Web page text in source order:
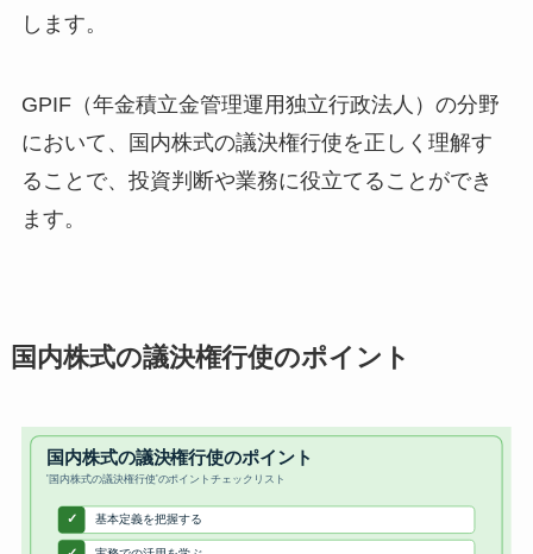
します。
GPIF（年金積立金管理運用独立行政法人）の分野
において、国内株式の議決権行使を正しく理解す
ることで、投資判断や業務に役立てることができ
ます。
国内株式の議決権行使のポイント